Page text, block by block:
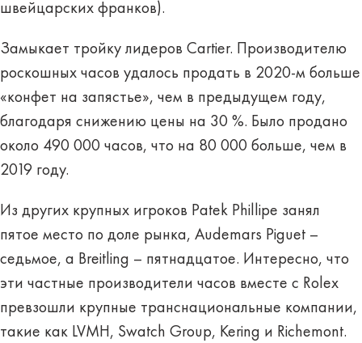
швейцарских франков).
Замыкает тройку лидеров Cartier. Производителю
роскошных часов удалось продать в 2020-м больше
«конфет на запястье», чем в предыдущем году,
благодаря снижению цены на 30 %. Было продано
около 490 000 часов, что на 80 000 больше, чем в
2019 году.
Из других крупных игроков Patek Phillipe занял
пятое место по доле рынка, Audemars Piguet –
седьмое, а Breitling – пятнадцатое. Интересно, что
эти частные производители часов вместе с Rolex
превзошли крупные транснациональные компании,
такие как LVMH, Swatch Group, Kering и Richemont.